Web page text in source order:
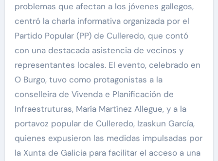
problemas que afectan a los jóvenes gallegos,
centró la charla informativa organizada por el
Partido Popular (PP) de Culleredo, que contó
con una destacada asistencia de vecinos y
representantes locales. El evento, celebrado en
O Burgo, tuvo como protagonistas a la
conselleira de Vivenda e Planificación de
Infraestruturas, María Martínez Allegue, y a la
portavoz popular de Culleredo, Izaskun García,
quienes expusieron las medidas impulsadas por
la Xunta de Galicia para facilitar el acceso a una